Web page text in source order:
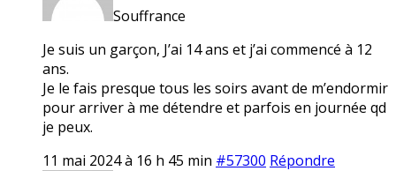
Souffrance
Je suis un garçon, J’ai 14 ans et j’ai commencé à 12
ans.
Je le fais presque tous les soirs avant de m’endormir
pour arriver à me détendre et parfois en journée qd
je peux.
11 mai 2024 à 16 h 45 min #57300 Répondre